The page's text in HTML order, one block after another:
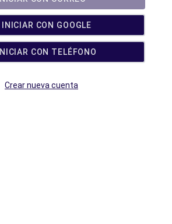
INICIAR CON GOOGLE
INICIAR CON TELÉFONO
Crear nueva cuenta